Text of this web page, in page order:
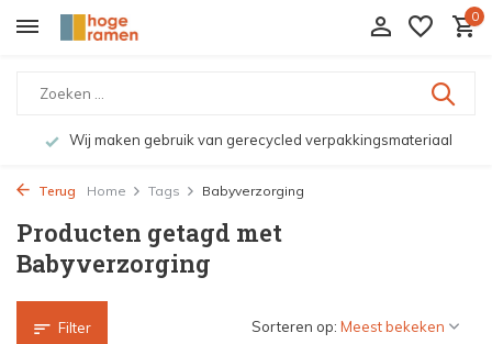
0
Wij maken gebruik van gerecycled verpakkingsmateriaal
Terug Home Tags Babyverzorging
Producten getagd met
Babyverzorging
Filter Sorteren op: